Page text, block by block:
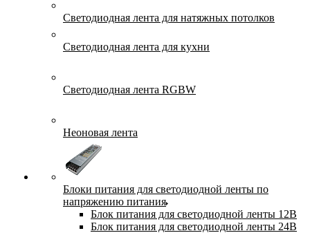
Светодиодная лента для натяжных потолков
Светодиодная лента для кухни
Светодиодная лента RGBW
Неоновая лента
Блоки питания для светодиодной ленты по
напряжению питания
Блок питания для светодиодной ленты 12В
Блок питания для светодиодной ленты 24В